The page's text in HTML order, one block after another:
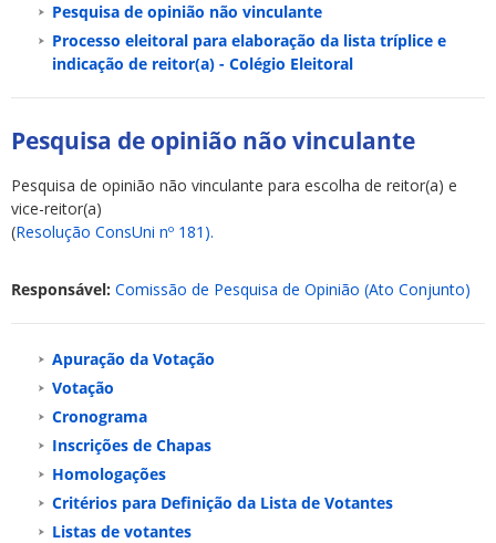
Pesquisa de opinião não vinculante
Processo eleitoral para elaboração da lista tríplice e
indicação de reitor(a) - Colégio Eleitoral
Pesquisa de opinião não vinculante
Pesquisa de opinião não vinculante para escolha de reitor(a) e
vice-reitor(a)
(Resolução ConsUni nº 181).
Responsável: Comissão de Pesquisa de Opinião (Ato Conjunto)
Apuração da Votação
Votação
Cronograma
Inscrições de Chapas
Homologações
Critérios para Definição da Lista de Votantes
Listas de votantes